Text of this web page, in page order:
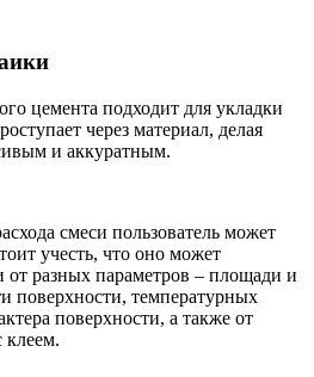
цемента подходит для укладки
через материал, делая
и аккуратным.
смеси пользователь может
учесть, что оно может
от разных параметров – площади и
поверхности, температурных
поверхности, а также от
клеем.